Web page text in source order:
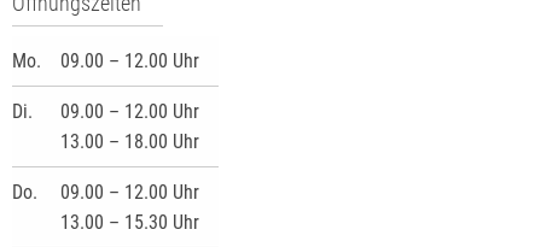
Mo. 09.00 – 12.00 Uhr
Di.
09.00 – 12.00 Uhr
13.00 – 18.00 Uhr
Do.
09.00 – 12.00 Uhr
13.00 – 15.30 Uhr